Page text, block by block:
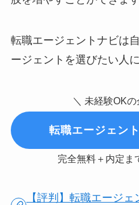
転職エージェントナビは
ージェントを選びたい人
＼ 未経験OK
転職エージェン
完全無料＋内定ま
【評判】転職エージ